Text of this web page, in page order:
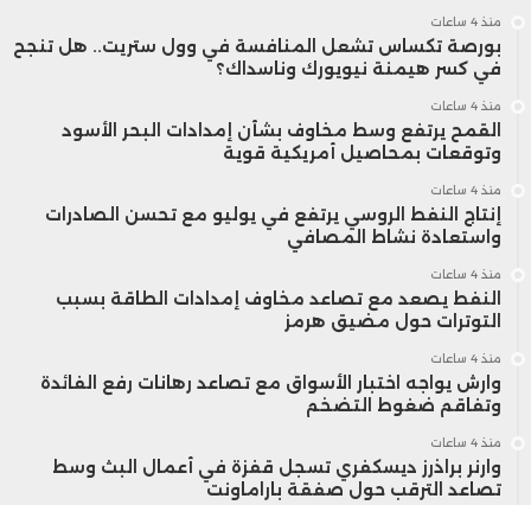
منذ 4 ساعات
بورصة تكساس تشعل المنافسة في وول ستريت.. هل تنجح
في كسر هيمنة نيويورك وناسداك؟
منذ 4 ساعات
القمح يرتفع وسط مخاوف بشأن إمدادات البحر الأسود
وتوقعات بمحاصيل أمريكية قوية
منذ 4 ساعات
إنتاج النفط الروسي يرتفع في يوليو مع تحسن الصادرات
واستعادة نشاط المصافي
منذ 4 ساعات
النفط يصعد مع تصاعد مخاوف إمدادات الطاقة بسبب
التوترات حول مضيق هرمز
منذ 4 ساعات
وارش يواجه اختبار الأسواق مع تصاعد رهانات رفع الفائدة
وتفاقم ضغوط التضخم
منذ 4 ساعات
وارنر براذرز ديسكفري تسجل قفزة في أعمال البث وسط
تصاعد الترقب حول صفقة باراماونت